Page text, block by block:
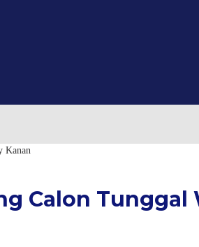
Kanan
Calon